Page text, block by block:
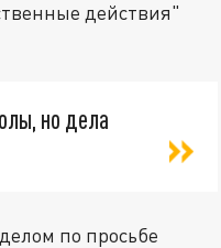
действия"
но дела
по просьбе